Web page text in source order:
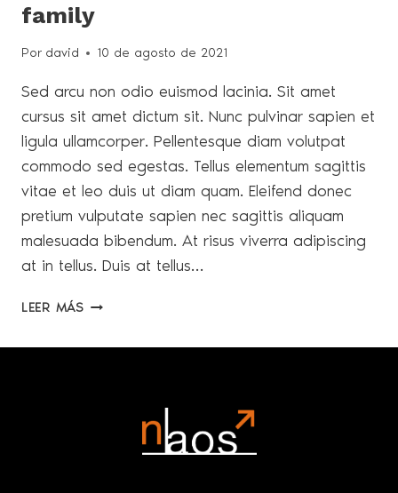
family
Por david 10 de agosto de 2021
Sed arcu non odio euismod lacinia. Sit amet
cursus sit amet dictum sit. Nunc pulvinar sapien et
ligula ullamcorper. Pellentesque diam volutpat
commodo sed egestas. Tellus elementum sagittis
vitae et leo duis ut diam quam. Eleifend donec
pretium vulputate sapien nec sagittis aliquam
malesuada bibendum. At risus viverra adipiscing
at in tellus. Duis at tellus…
LEER MÁS 5
HAMPSHIRE